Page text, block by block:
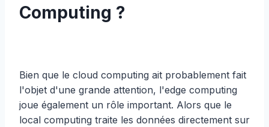
Computing ?
Bien que le cloud computing ait probablement fait
l'objet d'une grande attention, l'edge computing
joue également un rôle important. Alors que le
local computing traite les données directement sur